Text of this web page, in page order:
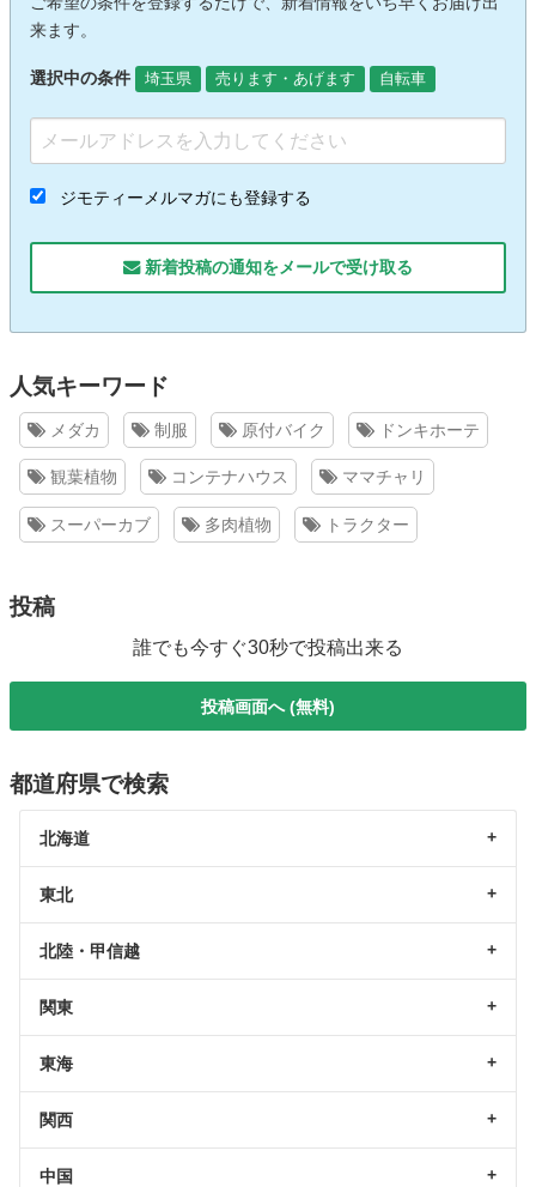
来ます。
選択中の条件 埼玉県 売ります・あげます 自転車
ジモティーメルマガにも登録する
新着投稿の通知をメールで受け取る
人気キーワード
メダカ 制服 原付バイク ドンキホーテ
観葉植物 コンテナハウス ママチャリ
スーパーカブ 多肉植物 トラクター
投稿
誰でも今すぐ30秒で投稿出来る
投稿画面へ (無料)
都道府県で検索
北海道
東北
北陸・甲信越
関東
東海
関西
中国